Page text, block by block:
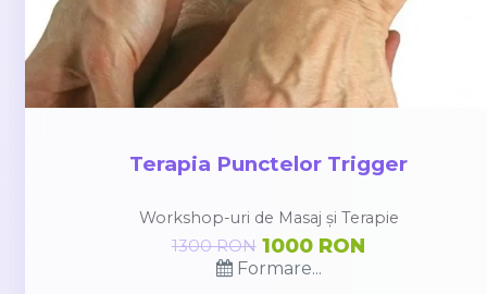
Terapia Punctelor Trigger
Workshop-uri de Masaj și Terapie
Formare...
1300 RON 1000 RON